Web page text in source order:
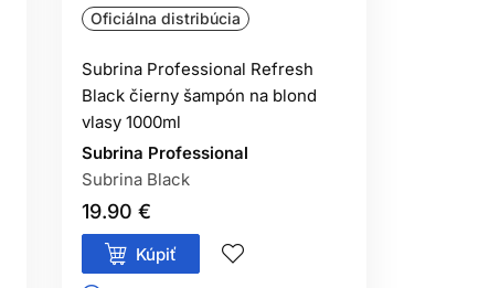
Oficiálna distribúcia
Subrina Professional Refresh
Black čierny šampón na blond
vlasy 1000ml
Subrina Professional
Subrina Black
19.90 €
Kúpiť